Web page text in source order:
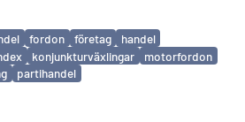
fordon företag
handel
konjunkturväxlingar
motorfordon
partihandel